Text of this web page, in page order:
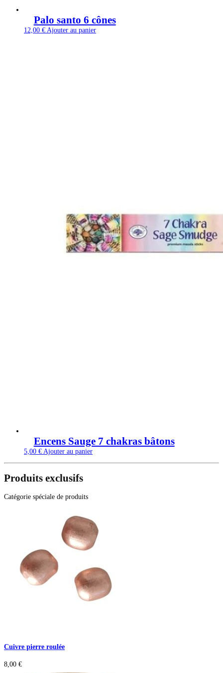
Palo santo 6 cônes
12,00 € Ajouter au panier
Encens Sauge 7 chakras bâtons
5,00 € Ajouter au panier
Produits exclusifs
Catégorie spéciale de produits
Cuivre pierre roulée
8,00 €